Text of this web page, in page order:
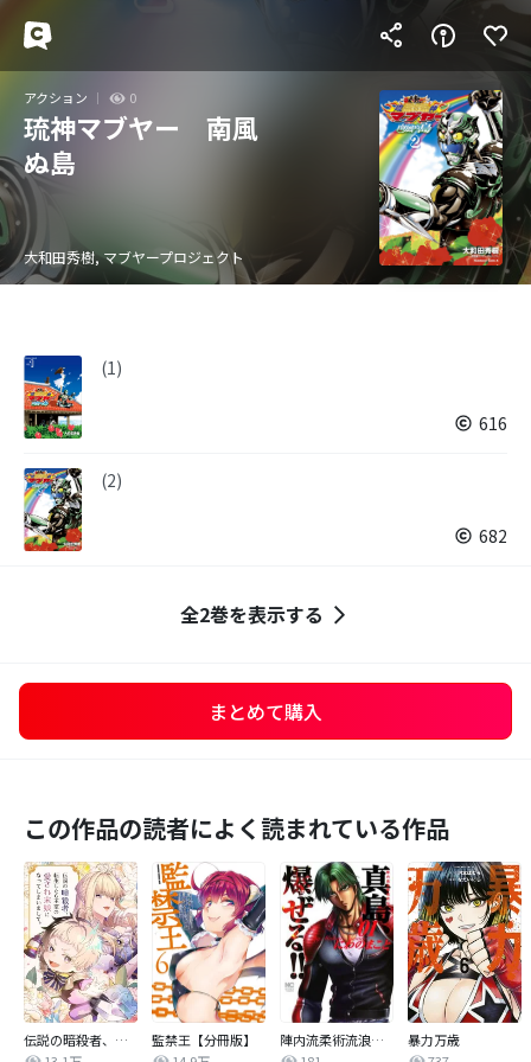
アクション 0
琉神マブヤー 南風
ぬ島
大和田秀樹, マブヤープロジェクト
(1)
616
(2)
682
全2巻を表示する
まとめて購入
この作品の読者によく読まれている作品
伝説の暗殺者、転生したら王家の愛され末娘になってしまいまして。【タテヨミ】
監禁王【分冊版】
陣内流柔術流浪伝 真島、爆ぜる！！
暴力万歳